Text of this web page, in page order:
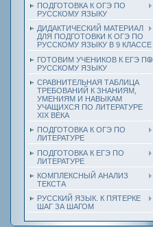
ПОДГОТОВКА К ОГЭ ПО
РУССКОМУ ЯЗЫКУ
ДИДАКТИЧЕСКИЙ МАТЕРИАЛ
ДЛЯ ПОДГОТОВКИ К ОГЭ ПО
РУССКОМУ ЯЗЫКУ В 9 КЛАССЕ
ГОТОВИМ УЧЕНИКОВ К ЕГЭ ПО
РУССКОМУ ЯЗЫКУ
СРАВНИТЕЛЬНАЯ ТАБЛИЦА
ТРЕБОВАНИЙ К ЗНАНИЯМ,
УМЕНИЯМ И НАВЫКАМ
УЧАЩИХСЯ ПО ЛИТЕРАТУРЕ
ХIХ ВЕКА
ПОДГОТОВКА К ОГЭ ПО
ЛИТЕРАТУРЕ
ПОДГОТОВКА К ЕГЭ ПО
ЛИТЕРАТУРЕ
КОМПЛЕКСНЫЙ АНАЛИЗ
ТЕКСТА
РУССКИЙ ЯЗЫК. К ПЯТЕРКЕ
ШАГ ЗА ШАГОМ